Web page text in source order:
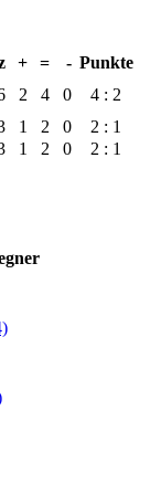
+ = - Punkte
2 4 0
4 : 2
1 2 0
2 : 1
1 2 0
2 : 1